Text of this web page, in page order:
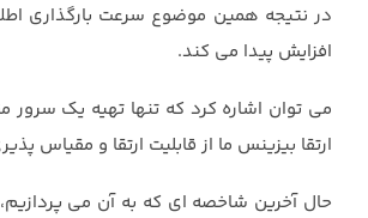
در نتیجه همین موضوع سرعت بارگذاری
افزایش پیدا می کند.
می توان اشاره کرد که تنها تهیه یک سرور
ارتقا بیزینس ما از قابلیت ارتقا و مقیاس
حال آخرین شاخصه ای که به آن می